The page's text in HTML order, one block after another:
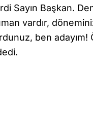
Sayın Başkan.
vardır,
ben adayım!